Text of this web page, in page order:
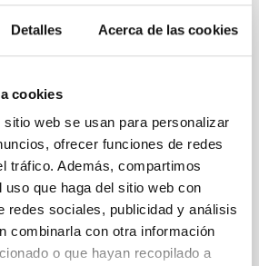
Detalles Acerca de las cookies
cookies
web se usan para personalizar
ofrecer funciones de redes
tráfico. Además, compartimos
uso que haga del sitio web con
redes sociales, publicidad y análisis
combinarla con otra información
o que hayan recopilado a
e innovación en
de cooperación para la firma de
que faciliten la realización de
en investigación, desarrollo e
en el campo de la
23/06/2015